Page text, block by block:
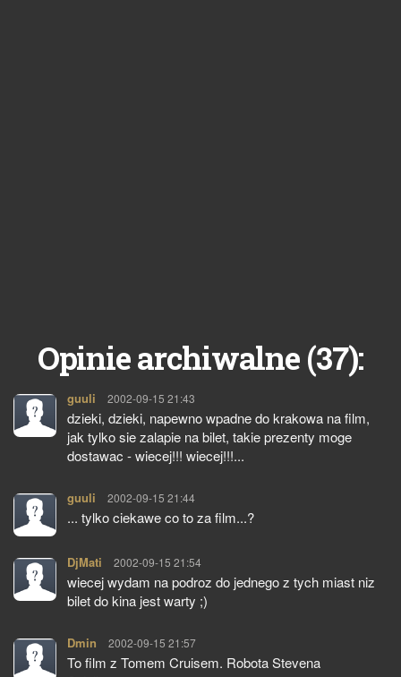
Opinie archiwalne (37):
guuli pisze:
2002-09-15 21:43
dzieki, dzieki, napewno wpadne do krakowa na film,
jak tylko sie zalapie na bilet, takie prezenty moge
dostawac - wiecej!!! wiecej!!!...
guuli pisze:
2002-09-15 21:44
... tylko ciekawe co to za film...?
DjMati pisze:
2002-09-15 21:54
wiecej wydam na podroz do jednego z tych miast niz
bilet do kina jest warty ;)
Dmin pisze:
2002-09-15 21:57
To film z Tomem Cruisem. Robota Stevena